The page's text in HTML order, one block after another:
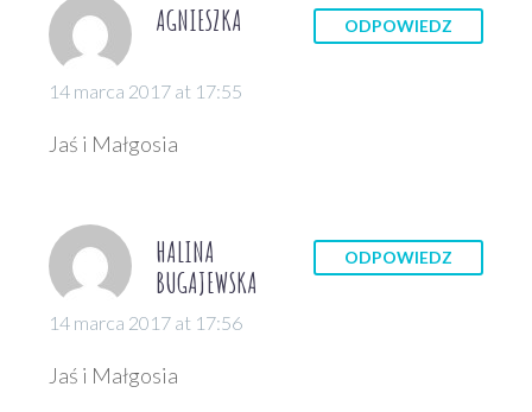
AGNIESZKA
14 marca 2017 at 17:55
ODPOWIEDZ
Jaś i Małgosia
HALINA
BUGAJEWSKA
14 marca 2017 at 17:56
ODPOWIEDZ
Jaś i Małgosia